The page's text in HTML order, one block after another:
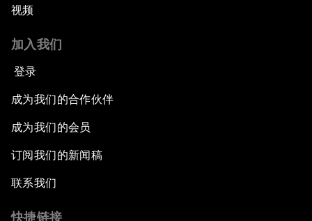
视频
加入我们
登录
成为我们的合作伙伴
成为我们的会员
订阅我们的新闻稿
联系我们
快捷链接